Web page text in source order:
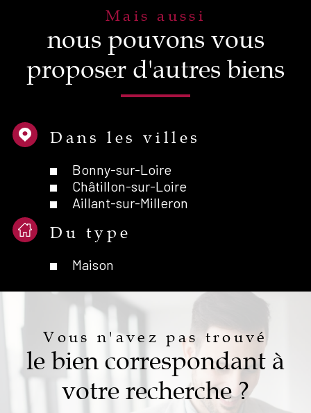
Mais aussi
nous pouvons vous
proposer d'autres biens
Dans les villes
Bonny-sur-Loire
Châtillon-sur-Loire
Aillant-sur-Milleron
Du type
Maison
Vous n'avez pas trouvé
le bien correspondant à
votre recherche ?